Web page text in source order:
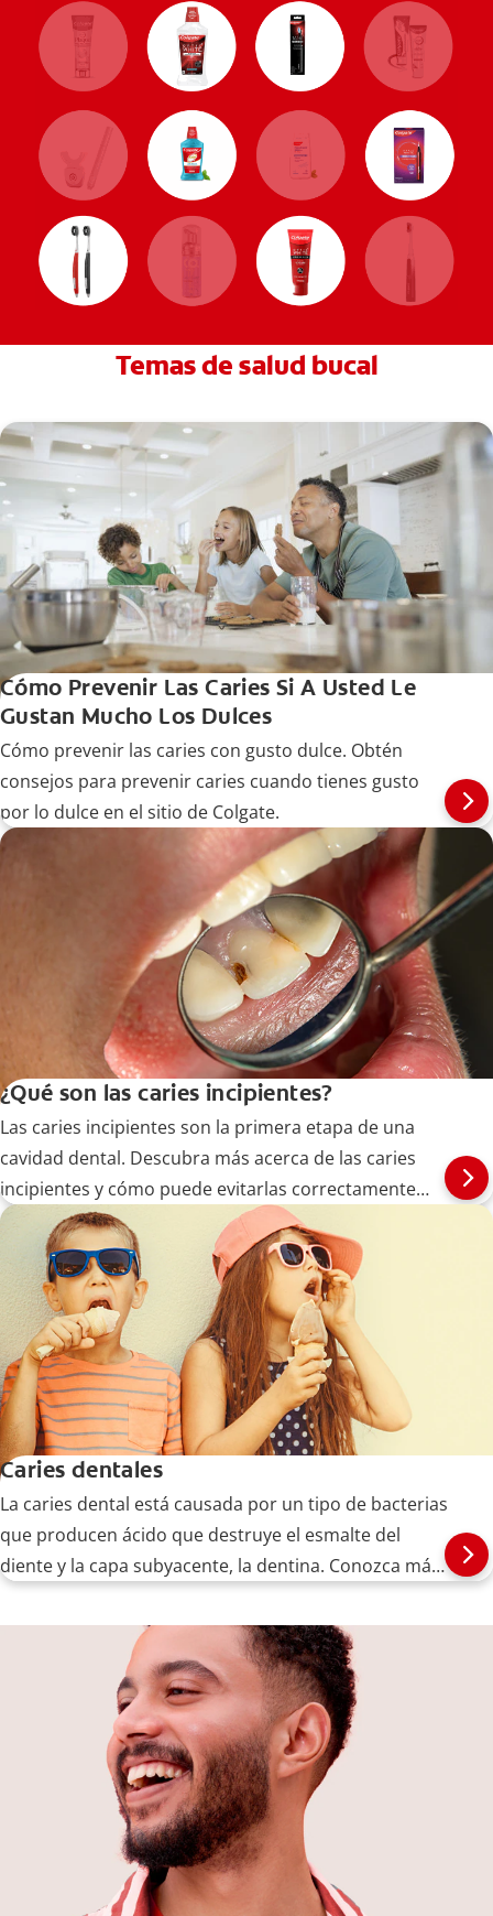
Temas de salud bucal
Cómo Prevenir Las Caries Si A Usted Le
Gustan Mucho Los Dulces
Cómo prevenir las caries con gusto dulce. Obtén
consejos para prevenir caries cuando tienes gusto
por lo dulce en el sitio de Colgate.
¿Qué son las caries incipientes?
Las caries incipientes son la primera etapa de una
cavidad dental. Descubra más acerca de las caries
incipientes y cómo puede evitarlas correctamente
aquí.
Caries dentales
La caries dental está causada por un tipo de bacterias
que producen ácido que destruye el esmalte del
diente y la capa subyacente, la dentina. Conozca más